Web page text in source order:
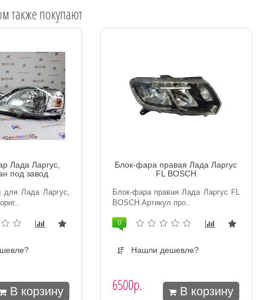
также покупают
Лада Ларгус,
под завод
Лада Ларгус,
В корзину
Блок-фара правая Лада Ларгус
FL BOSCH
Блок-фара правая Лада Ларгус FL
BOSCH Артикул про..
0
Нашли дешевле?
6500р. В корзину